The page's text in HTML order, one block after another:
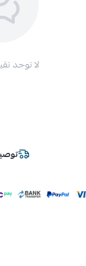
لا توجد